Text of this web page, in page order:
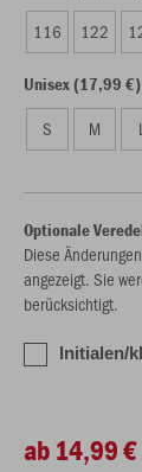
116 122
Unisex (17,99 €)
S M
Optionale
Diese
angezeigt. Sie
berücksichtigt.
Initialen/
ab 14,99 €